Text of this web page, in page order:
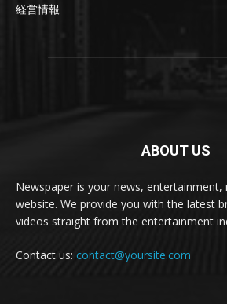
経営情報
ABOUT US
Newspaper is your news, entertainment,
website. We provide you with the latest
videos straight from the entertainment
Contact us: contact@yoursite.com